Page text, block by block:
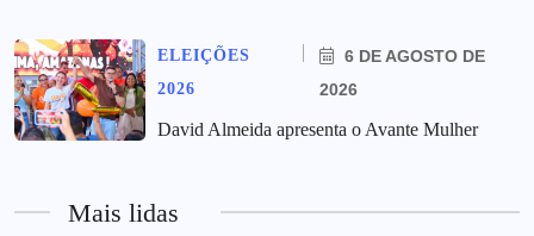
ELEIÇÕES
2026
6 DE AGOSTO DE
2026
David Almeida apresenta o Avante Mulher
Mais lidas